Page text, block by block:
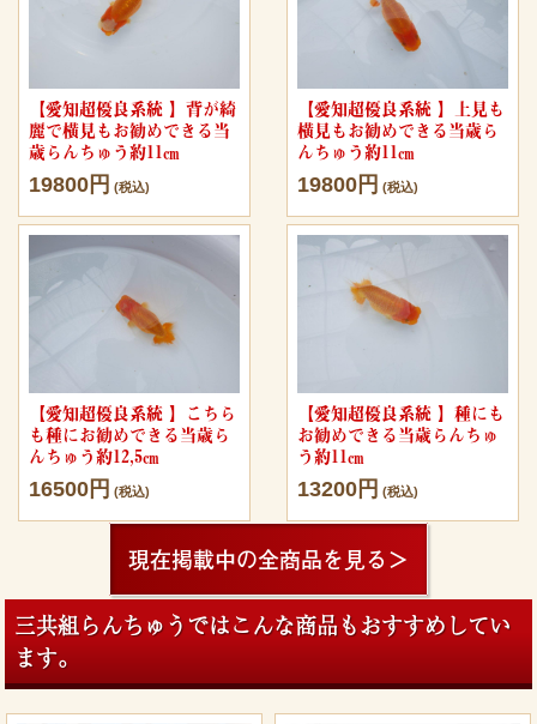
【愛知超優良系統 】背が綺
麗で横見もお勧めできる当
歳らんちゅう約11㎝
19800円 (税込)
【愛知超優良系統 】上見も
横見もお勧めできる当歳ら
んちゅう約11㎝
19800円 (税込)
【愛知超優良系統 】こちら
も種にお勧めできる当歳ら
んちゅう約12,5㎝
16500円 (税込)
【愛知超優良系統 】種にも
お勧めできる当歳らんちゅ
う約11㎝
13200円 (税込)
現在掲載中の全商品を見る＞
三共組らんちゅうではこんな商品もおすすめしてい
ます。